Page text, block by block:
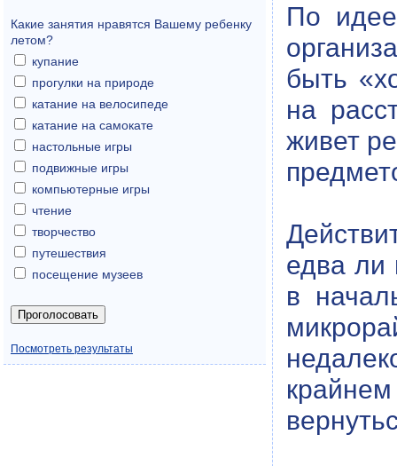
По
быть
на
живет
едва ли
в
Какие занятия нравятся Вашему ребенку
летом?
купание
прогулки на природе
катание на велосипеде
катание на самокате
настольные игры
подвижные игры
компьютерные игры
чтение
творчество
путешествия
посещение музеев
Посмотреть результаты